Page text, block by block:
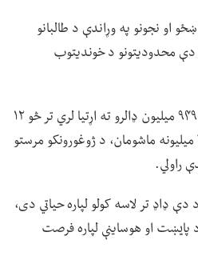
او نجونو په وړاندې د طالبانو
دې محدودیتونو د خوندیتوب
یونیسف ویلي، په بېړنۍ توګه ۹۴۹.۱ میلیون ډالرو ته اړتیا لري تر څو ۱۲
میلیونه وګړو له هغې جملې ۶.۵ میلیونه ماشومان، د ژوغورونکو مرستو
راولي.
ډاډ تر لاسه کولو لپاره حیاتي دی،
پایښت او هوساینې لپاره فرصت